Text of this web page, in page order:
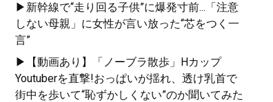
▶新幹線で“走り回る子供”に爆発寸前...「注意
しない母親」に女性が言い放った“芯をつく一
言”
▶【動画あり】「ノーブラ散歩」Hカップ
Youtuberを直撃!おっぱいが揺れ、透け乳首で
街中を歩いて“恥ずかしくない”のか聞いてみた